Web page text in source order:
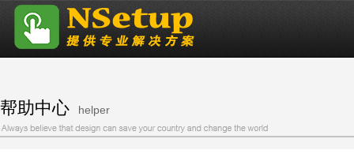
帮助中心 helper